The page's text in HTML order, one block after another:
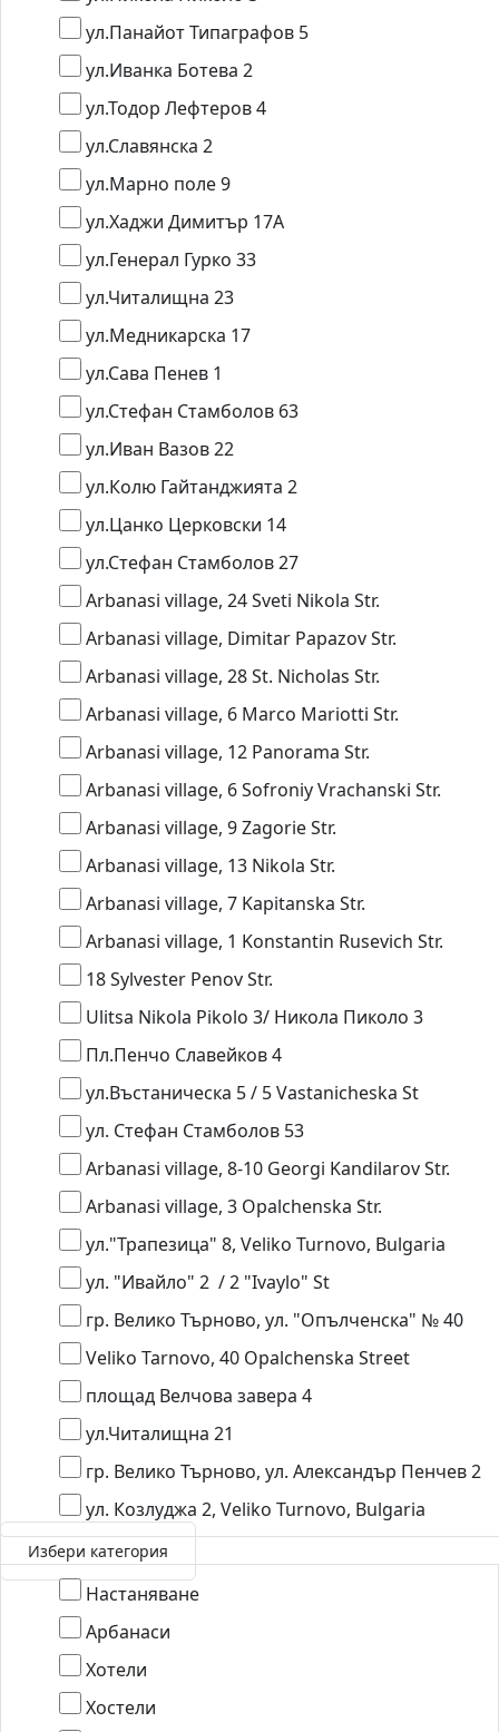
ул.Панайот Типаграфов 5
ул.Иванка Ботева 2
ул.Тодор Лефтеров 4
ул.Славянска 2
ул.Марно поле 9
ул.Хаджи Димитър 17А
ул.Генерал Гурко 33
ул.Читалищна 23
ул.Медникарска 17
ул.Сава Пенев 1
ул.Стефан Стамболов 63
ул.Иван Вазов 22
ул.Колю Гайтанджията 2
ул.Цанко Церковски 14
ул.Стефан Стамболов 27
Arbanasi village, 24 Sveti Nikola Str.
Arbanasi village, Dimitar Papazov Str.
Arbanasi village, 28 St. Nicholas Str.
Arbanasi village, 6 Marco Mariotti Str.
Arbanasi village, 12 Panorama Str.
Arbanasi village, 6 Sofroniy Vrachanski Str.
Arbanasi village, 9 Zagorie Str.
Arbanasi village, 13 Nikola Str.
Arbanasi village, 7 Kapitanska Str.
Arbanasi village, 1 Konstantin Rusevich Str.
18 Sylvester Penov Str.
Ulitsa Nikola Pikolo 3/ Никола Пиколо 3
Пл.Пенчо Славейков 4
ул.Въстаническа 5 / 5 Vastanicheska St
ул. Стефан Стамболов 53
Arbanasi village, 8-10 Georgi Kandilarov Str.
Arbanasi village, 3 Opalchenska Str.
ул."Трапезица" 8, Veliko Turnovo, Bulgaria
ул. "Ивайло" 2 / 2 "Ivaylo" St
гр. Велико Търново, ул. "Опълченска" № 40
Veliko Tarnovo, 40 Opalchenska Street
площад Велчова завера 4
ул.Читалищна 21
гр. Велико Търново, ул. Александър Пенчев 2
ул. Козлуджа 2, Veliko Turnovo, Bulgaria
Избери категория
Настаняване
Арбанаси
Хотели
Хостели